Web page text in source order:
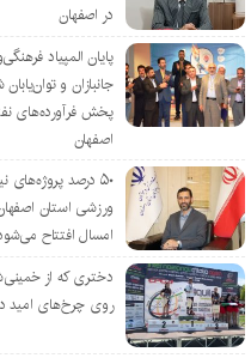
در اصفهان
پایان المپیاد
جانبازان و
پخش فرآورده‌های
اصفهان
۵۰ درصد پروژه‌های
ورزشی استان
امسال افتتاح
دختری که از
روی چرخ‌های امید